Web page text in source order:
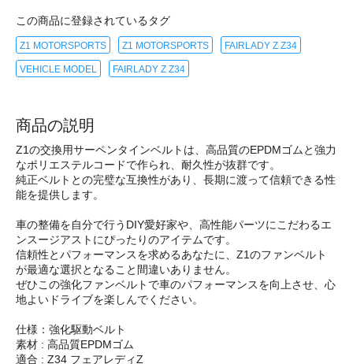
この商品に登録されているタグ
Z1 MOTORSPORTS Z1 MOTORSPORTS FAIRLADY Z Z34
VEHICLE MODEL FAIRLADY Z Z34
商品の説明
Z1の交換用サーペンタインベルトは、高品質のEPDMゴムと強力
なポリエステルコードで作られ、耐久性が抜群です。
純正ベルトとの完璧な互換性があり、長期に渡って信頼できる性
能を提供します。
車の整備を自分で行うDIY愛好家や、高性能パーツにこだわるエ
ンスージアストにぴったりのアイテムです。
信頼性とパフォーマンスを求めるあなたに、Z1のファンベルト
が最適な選択となること間違いありません。
ぜひこの強化ファンベルトで車のパフォーマンスを向上させ、心
地よいドライブを楽しんでください。
仕様：強化駆動ベルト
素材 : 高品質EPDMゴム
適合 : Z34 フェアレディZ